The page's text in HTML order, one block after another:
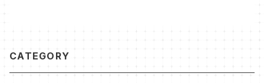
CATEGORY